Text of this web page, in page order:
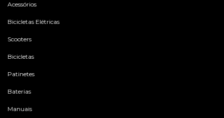
Acessórios
Bicicletas Elétricas
Scooters
Bicicletas
Patinetes
Baterias
Manuais